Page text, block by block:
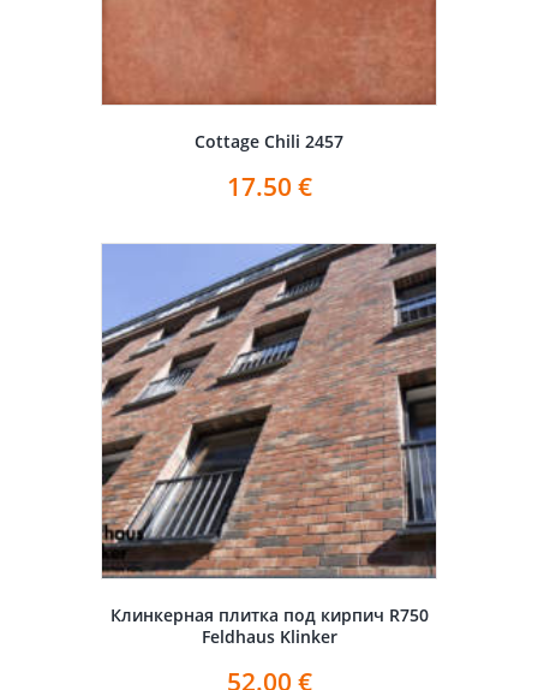
Cottage Chili 2457
17.50 €
Клинкерная плитка под кирпич R750
Feldhaus Klinker
52.00 €